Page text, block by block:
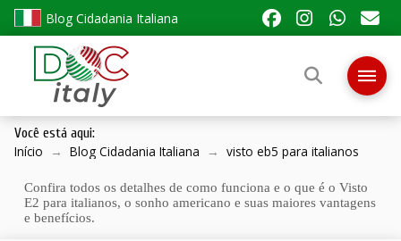
Blog Cidadania Italiana
Você está aqui:
Início → Blog Cidadania Italiana → visto eb5 para italianos
Confira todos os detalhes de como funciona e o que é o Visto
E2 para italianos, o sonho americano e suas maiores vantagens
e benefícios.